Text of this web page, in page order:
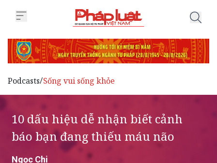
Podcasts/Sống vui sống khỏe
10 dấu hiệu dễ nhận biết cảnh
báo bạn đang thiếu máu não
Ngọc Chi
Thứ Hai 12/06/2023 15:02 (GMT+7)